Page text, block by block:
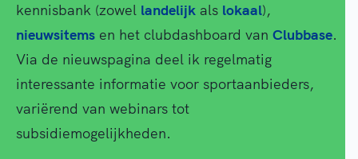
kennisbank (zowel landelijk als lokaal),
nieuwsitems en het clubdashboard van Clubbase.
Via de nieuwspagina deel ik regelmatig
interessante informatie voor sportaanbieders,
variërend van webinars tot
subsidiemogelijkheden.